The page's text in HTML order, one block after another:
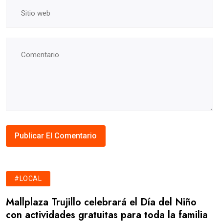
#LOCAL
Mallplaza Trujillo celebrará el Día del Niño
con actividades gratuitas para toda la familia